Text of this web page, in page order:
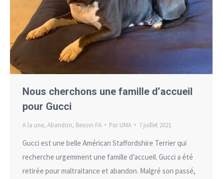
Nous cherchons une famille d’accueil
pour Gucci
A la une, Abandon, Besoin FA Par UMA 7 juillet 2021
Gucci est une belle Américan Staffordshire Terrier qui
recherche urgemment une famille d’accueil. Gucci a été
retirée pour maltraitance et abandon. Malgré son passé,